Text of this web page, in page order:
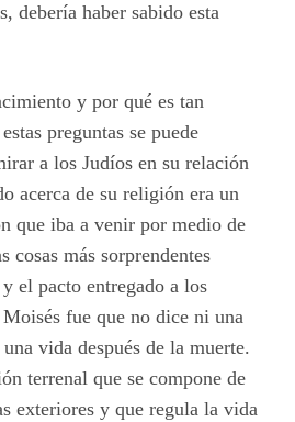
debería haber sabido esta
y por qué es tan
preguntas se puede
a los Judíos en su relación
acerca de su religión era un
que iba a venir por medio de
cosas más sorprendentes
el pacto entregado a los
fue que no dice ni una
vida después de la muerte.
terrenal que se compone de
exteriores y que regula la vida